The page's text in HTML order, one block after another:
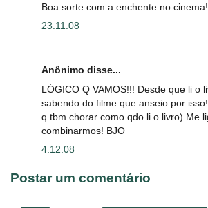
Boa sorte com a enchente no cinema!
23.11.08
Anônimo disse...
LÓGICO Q VAMOS!!! Desde que li o
sabendo do filme que anseio por
q tbm chorar como qdo li o livro) Me
combinarmos! BJO
4.12.08
Postar um comentário